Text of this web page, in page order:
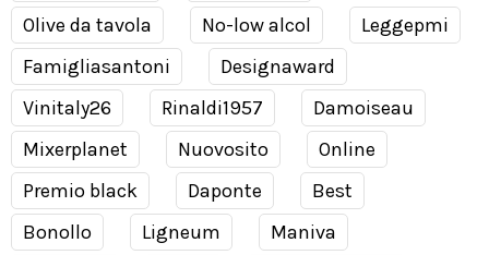
Olive da tavola
No-low alcol
Leggepmi
Famigliasantoni
Designaward
Vinitaly26
Rinaldi1957
Damoiseau
Mixerplanet
Nuovosito
Online
Premio black
Daponte
Best
Bonollo
Ligneum
Maniva